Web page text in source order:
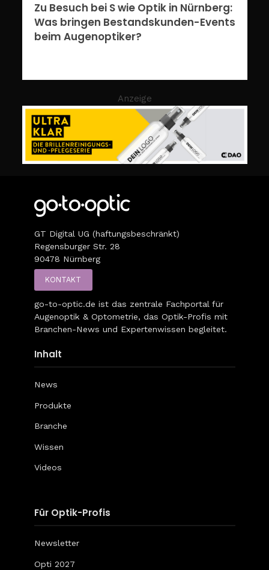
Zu Besuch bei S wie Optik in Nürnberg:
Was bringen Bestandskunden-Events
beim Augenoptiker?
Anzeige
GT Digital UG (haftungsbeschränkt)
Regensburger Str. 28
90478 Nürnberg
KONTAKT
go-to-optic.de ist das zentrale Fachportal für
Augenoptik & Optometrie, das Optik-Profis mit
Branchen-News und Expertenwissen begleitet.
Inhalt
News
Produkte
Branche
Wissen
Videos
Für Optik-Profis
Newsletter
Opti 2027